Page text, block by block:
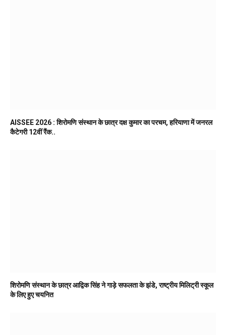
AISSEE 2026 : शिरोमणि संस्थान के छात्र दक्ष कुमार का परचम, हरियाणा में जनरल
कैटेगरी 12वीं रैंक..
शिरोमणि संस्थान के छात्र आद्विक सिंह ने गाड़े सफलता के झंडे, राष्ट्रीय मिलिट्री स्कूल
के लिए हुए चयनित